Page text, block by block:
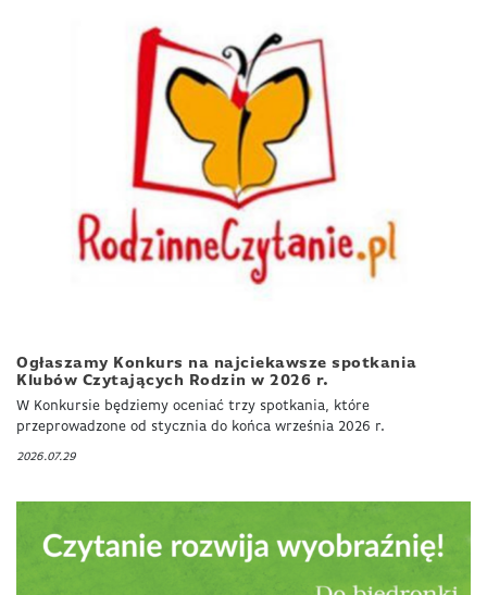
Ogłaszamy Konkurs na najciekawsze spotkania
Klubów Czytających Rodzin w 2026 r.
W Konkursie będziemy oceniać trzy spotkania, które
przeprowadzone od stycznia do końca września 2026 r.
2026.07.29